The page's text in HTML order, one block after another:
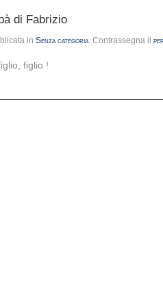
di Fabrizio
in Senza categoria. Contrassegna il
figlio !